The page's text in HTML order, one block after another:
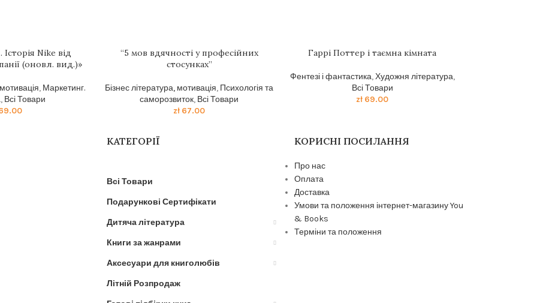
Історія Nike від
(оновл. вид.)»
, Маркетинг.
, Всі Товари
“5 мов вдячності у професійних
стосунках”
Бізнес література, мотивація, Психологія та
саморозвиток, Всі Товари
zł 67.00
Гаррі Поттер і таємна кімната
Фентезі і фантастика,Художня література,
Всі Товари
zł 69.00
КАТЕГОРІЇ
Всі Товари
Подарункові Сертифікати
Дитяча література
Книги за жанрами
Аксесуари для книголюбів
Літній Розпродаж
КОРИСНІ ПОСИЛАННЯ
Про нас
Оплата
Доставка
Умови та положення інтернет-магазину You
& Books
Терміни та положення